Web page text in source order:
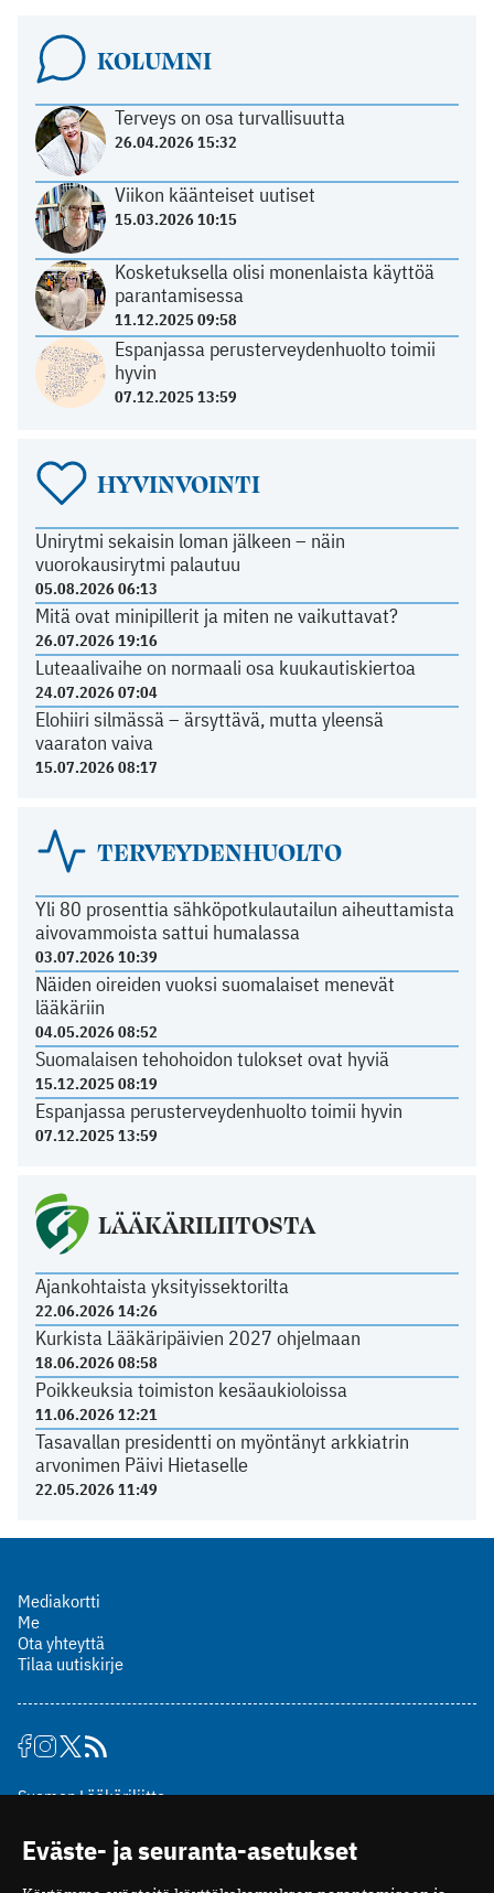
KOLUMNI
Terveys on osa turvallisuutta
26.04.2026 15:32
Viikon käänteiset uutiset
15.03.2026 10:15
Kosketuksella olisi monenlaista käyttöä
parantamisessa
11.12.2025 09:58
Espanjassa perusterveydenhuolto toimii
hyvin
07.12.2025 13:59
HYVINVOINTI
Unirytmi sekaisin loman jälkeen – näin
vuorokausirytmi palautuu
05.08.2026 06:13
Mitä ovat minipillerit ja miten ne vaikuttavat?
26.07.2026 19:16
Luteaalivaihe on normaali osa kuukautiskiertoa
24.07.2026 07:04
Elohiiri silmässä – ärsyttävä, mutta yleensä
vaaraton vaiva
15.07.2026 08:17
TERVEYDENHUOLTO
Yli 80 prosenttia sähköpotkulautailun aiheuttamista
aivovammoista sattui humalassa
03.07.2026 10:39
Näiden oireiden vuoksi suomalaiset menevät
lääkäriin
04.05.2026 08:52
Suomalaisen tehohoidon tulokset ovat hyviä
15.12.2025 08:19
Espanjassa perusterveydenhuolto toimii hyvin
07.12.2025 13:59
LÄÄKÄRILIITOSTA
Ajankohtaista yksityissektorilta
22.06.2026 14:26
Kurkista Lääkäripäivien 2027 ohjelmaan
18.06.2026 08:58
Poikkeuksia toimiston kesäaukioloissa
11.06.2026 12:21
Tasavallan presidentti on myöntänyt arkkiatrin
arvonimen Päivi Hietaselle
22.05.2026 11:49
Mediakortti
Me
Ota yhteyttä
Tilaa uutiskirje
Suomen Lääkäriliitto
00510 Helsinki
puh. (09) 393 091
Eväste- ja seuranta-asetukset